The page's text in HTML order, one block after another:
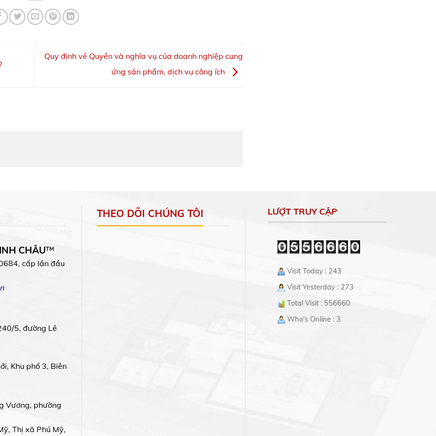
Quy định về Quyền và nghĩa vụ của doanh nghiệp cung
ứng sản phẩm, dịch vụ công ích
CHÂU™
cấp lần đầu
5, đường Lê
Khu phố 3, Biên
Vương, phường
Thị xã Phú Mỹ,
THEO DÕI CHÚNG TÔI LƯỢT TRUY CẬP
Visit Today : 243
Visit Yesterday : 273
Total Visit : 556660
Who's Online : 3